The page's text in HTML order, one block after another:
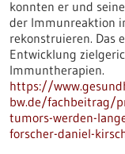
konnten er und
der Immunreaktion
rekonstruieren. Das
Entwicklung
Immuntherapien.
https://
bw.de/fachbeitrag/
tumors-werden-
forscher-daniel-